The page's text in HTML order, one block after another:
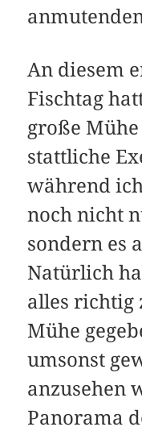
An diesem
Fischtag
große
stattliche
während
noch nicht
sondern es
Natürlich
alles richtig
Mühe
umsonst
anzusehen
Panorama